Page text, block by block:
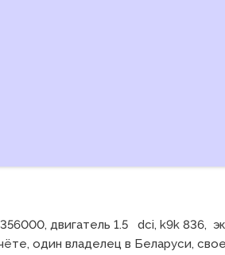
двигатель 1.5   dci, k9k 836,
один владелец в Беларуси,